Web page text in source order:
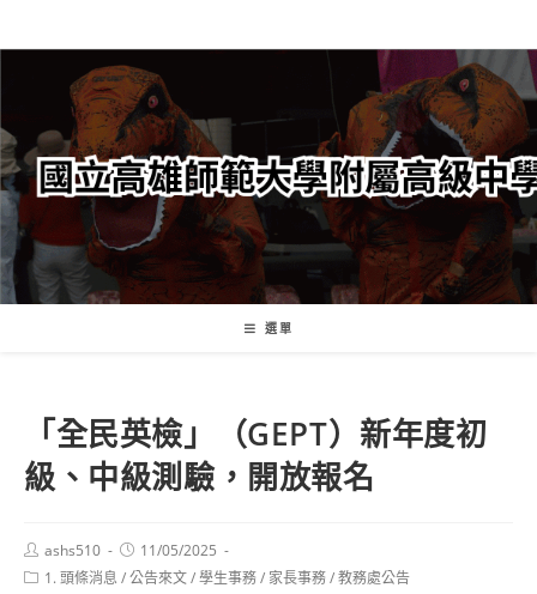
轉
要
內
容
選單
「全民英檢」（GEPT）新年度初
級、中級測驗，開放報名
Post
author:
ashs510
Post
published:
11/05/2025
Post1. 頭條消息 /公告來文/學生事務/ 家長事務/教務處公告